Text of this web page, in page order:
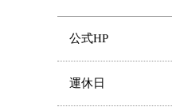
公式HP
運休日